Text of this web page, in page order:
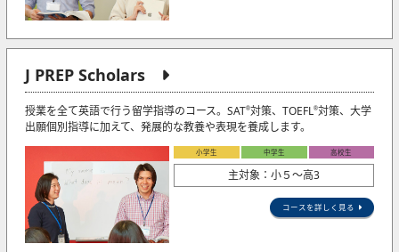
J PREP Scholars
授業を全て英語で行う留学指導のコース。SAT®対策、TOEFL®対策、大学
出願個別指導に加えて、発展的な教養や表現を養成します。
小学生 中学生 高校生
主対象：小５〜高3
コースを詳しく見る